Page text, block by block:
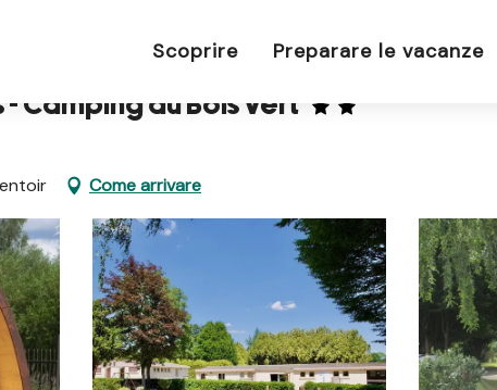
Scoprire Preparare le vacanze
Camping du Bois Vert
Come arrivare